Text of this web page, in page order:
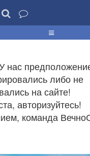
нас
либо не
на сайте!
авторизуйтесь!
команда